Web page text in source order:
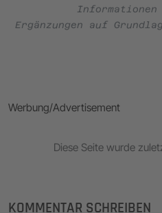
Informationen
Ergänzungen auf
Werbung/Advertisement
Diese Seite wurde
KOMMENTAR SCHREIBEN